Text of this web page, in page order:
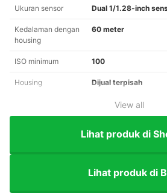
Ukuran sensor Dual 1/1.28-inch
Kedalaman dengan
housing
60 meter
ISO minimum 100
Housing Dijual terpisah
View all
Lihat produk di
Lihat produk di